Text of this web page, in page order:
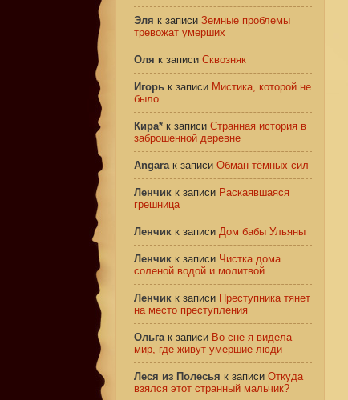
Эля к записи Земные проблемы
тревожат умерших
Оля к записи Сквозняк
Игорь к записи Мистика, которой не
было
Кира* к записи Странная история в
заброшенной деревне
Angaraк записи Обман тёмных сил
Ленчик к записи Раскаявшаяся
грешница
Ленчик к записи Дом бабы Ульяны
Ленчик к записи Чистка дома
соленой водой и молитвой
Ленчик к записи Преступника тянет
на место преступления
Ольгак записи Во сне я видела
мир, где живут умершие люди
Леся из Полесья к записи Откуда
взялся этот странный мальчик?